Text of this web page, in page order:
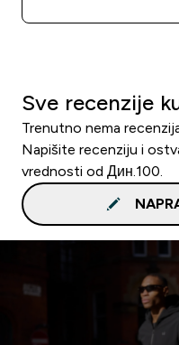
Sve recenzije
Trenutno nema
Napišite recenziju i
vrednosti od Дин.100.